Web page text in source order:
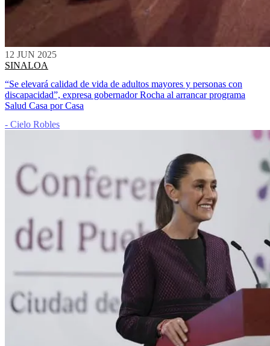
12 JUN 2025
SINALOA
“Se elevará calidad de vida de adultos mayores y personas con
discapacidad”, expresa gobernador Rocha al arrancar programa
Salud Casa por Casa
- Cielo Robles